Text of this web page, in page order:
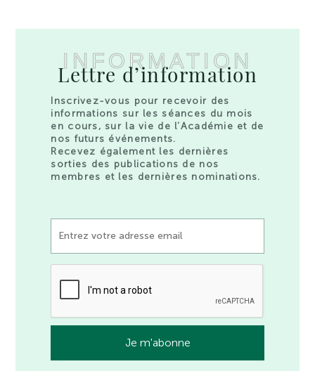
INFORMATION
Lettre d’information
Inscrivez-vous pour recevoir des
informations sur les séances du mois
en cours, sur la vie de l’Académie et de
nos futurs événements.
Recevez également les dernières
sorties des publications de nos
membres et les dernières nominations.